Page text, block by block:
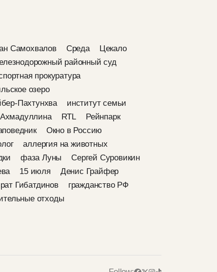
Самохвалов Среда
Цекало
районный суд
прокуратура
озеро
Пахтунхва
институт семьи
RTL
Рейнпарк
Окно в Россию
аллергия на животных
фаза Луны
Сергей Суровикин
15 июля
Денис Грайфер
Гибатдинов
гражданство РФ
отходы